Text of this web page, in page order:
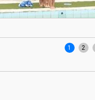
1 2